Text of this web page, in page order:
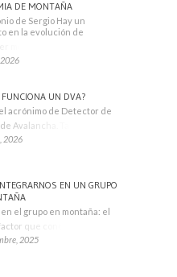
DE MONTAÑA
de Sergio Hay un
en la evolución de
montañero
UN DVA?
acrónimo de Detector de
Avalancha. También se
2026
EN UN GRUPO
el grupo en montaña: el
que condiciona tu
2025